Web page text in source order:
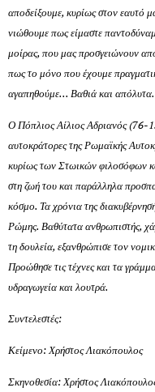
αποδείξουμε, κυρίως στον εαυτό
νιώθουμε πως είμαστε
μοίρας, που μας προσγειώνουν
πως το μόνο που έχουμε
αγαπηθούμε... Βαθιά και
Ο Πόπλιος Αίλιος Αδριανός (76-
αυτοκράτορες της Ρωμαϊκής
κυρίως των Στωικών φιλοσόφων
στη ζωή του και παράλληλα
κόσμο. Τα χρόνια της
Ρώμης. Βαθύτατα ανθρωπιστής,
τη δουλεία, εξανθρώπισε τον
Προώθησε τις τέχνες και τα
υδραγωγεία και λουτρά.
Συντελεστές:
Κείμενο: Χρήστος Λιακόπουλος
Σκηνοθεσία: Χρήστος